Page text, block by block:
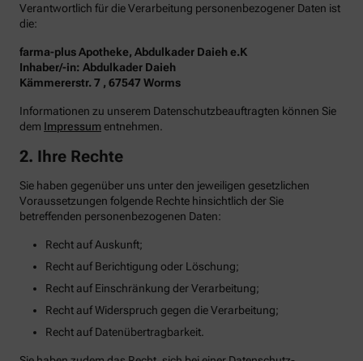
Verantwortlich für die Verarbeitung personenbezogener Daten ist
die:
farma-plus Apotheke, Abdulkader Daieh e.K
Inhaber/-in: Abdulkader Daieh
Kämmererstr. 7 , 67547 Worms
Informationen zu unserem Datenschutzbeauftragten können Sie
dem Impressum entnehmen.
2. Ihre Rechte
Sie haben gegenüber uns unter den jeweiligen gesetzlichen
Voraussetzungen folgende Rechte hinsichtlich der Sie
betreffenden personenbezogenen Daten:
Recht auf Auskunft;
Recht auf Berichtigung oder Löschung;
Recht auf Einschränkung der Verarbeitung;
Recht auf Widerspruch gegen die Verarbeitung;
Recht auf Datenübertragbarkeit.